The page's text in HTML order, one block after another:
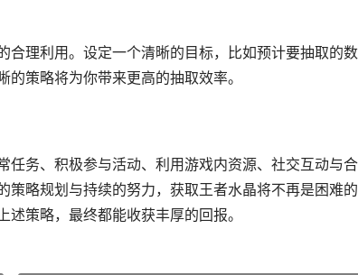
理利用。设定一个清晰的目标，比如预计要抽取的
策略将为你带来更高的抽取效率。
务、积极参与活动、利用游戏内资源、社交互动与
略规划与持续的努力，获取王者水晶将不再是困难
策略，最终都能收获丰厚的回报。